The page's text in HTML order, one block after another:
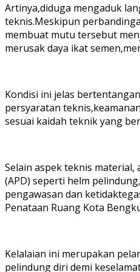
Artinya,diduga mengaduk
teknis.Meskipun
membuat mutu tersebut
merusak daya ikat
Kondisi ini jelas
persyaratan
sesuai kaidah teknik yang
Selain aspek teknis material,
(APD) seperti helm
pengawasan dan
Penataan Ruang Kota
Kelalaian ini merupakan
pelindung diri demi